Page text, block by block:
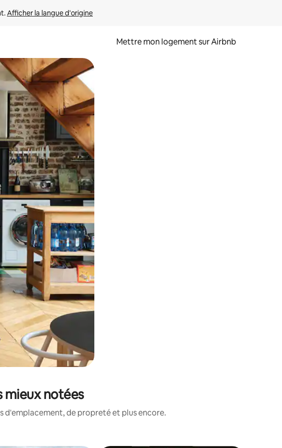
Afficher la langue d'origine
Mettre mon logement sur Airbnb
et en faisant glisser.
mieux notées
d'emplacement, de propreté et plus encore.